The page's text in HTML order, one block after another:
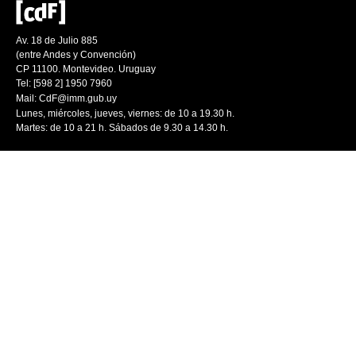
Av. 18 de Julio 885
(entre Andes y Convención)
CP 11100. Montevideo. Uruguay
Tel: [598 2] 1950 7960
Mail: CdF@imm.gub.uy
Lunes, miércoles, jueves, viernes: de 10 a 19.30 h.
Martes: de 10 a 21 h. Sábados de 9.30 a 14.30 h.